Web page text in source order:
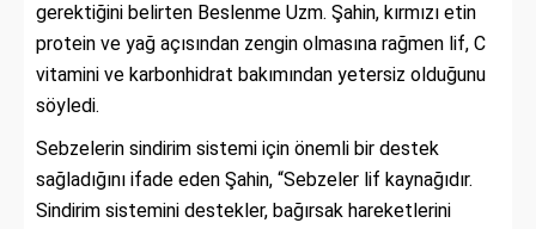
gerektiğini belirten Beslenme Uzm. Şahin, kırmızı etin
protein ve yağ açısından zengin olmasına rağmen lif, C
vitamini ve karbonhidrat bakımından yetersiz olduğunu
söyledi.
Sebzelerin sindirim sistemi için önemli bir destek
sağladığını ifade eden Şahin, “Sebzeler lif kaynağıdır.
Sindirim sistemini destekler, bağırsak hareketlerini